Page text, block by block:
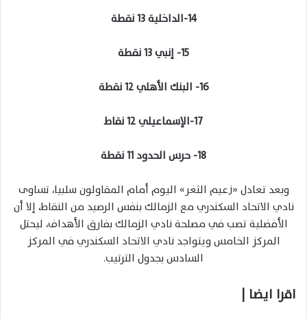
14-الداخلية 13 نقطة
15- إنبي 13 نقطة
16- البنك الأهلي 12 نقطة
17-الإسماعيلي 12 نقاط
18- حرس الحدود 11 نقطة
وبعد تعادل «زعيم الثغر» اليوم أمام المقاولون سلبيا، تساوى
نادي الاتحاد السكندري مع الزمالك بنفس الرصيد من النقاط، إلا أن
الأفضلية تصب في مصلحة نادي الزمالك بفارق الأهداف، ليحتل
المركز الخامس ويتواجد نادي الاتحاد السكندري في المركز
السادس بجدول الترتيب.
اقرا ايضا |